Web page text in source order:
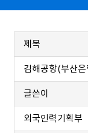
제목
김해공항(부산
글쓴이
외국인력기획부